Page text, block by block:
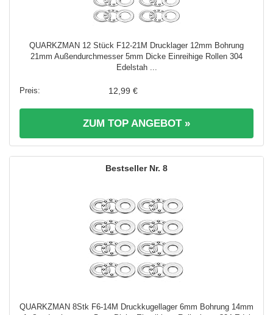
QUARKZMAN 12 Stück F12-21M Drucklager 12mm Bohrung
21mm Außendurchmesser 5mm Dicke Einreihige Rollen 304
Edelstah ...
12,99 €
ZUM TOP ANGEBOT »
8
QUARKZMAN 8Stk F6-14M Druckkugellager 6mm Bohrung 14mm